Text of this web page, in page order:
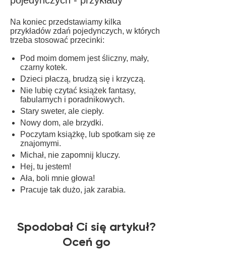
Na koniec przedstawiamy kilka
przykładów zdań pojedynczych, w których
trzeba stosować przecinki:
Pod moim domem jest śliczny, mały,
czarny kotek.
Dzieci płaczą, brudzą się i krzyczą.
Nie lubię czytać książek fantasy,
fabularnych i poradnikowych.
Stary sweter, ale ciepły.
Nowy dom, ale brzydki.
Poczytam książkę, lub spotkam się ze
znajomymi.
Michał, nie zapomnij kluczy.
Hej, tu jestem!
Ała, boli mnie głowa!
Pracuje tak dużo, jak zarabia.
Spodobał Ci się artykuł?
Oceń go